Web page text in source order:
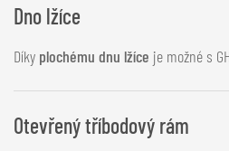
Dno lžíce
Díky plochému dnu lžíce je možné s
Otevřený tříbodový rám